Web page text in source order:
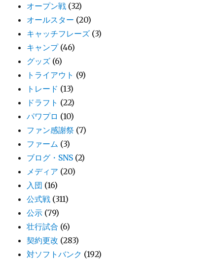
オープン戦 (32)
オールスター (20)
キャッチフレーズ (3)
キャンプ(46)
グッズ (6)
トライアウト (9)
トレード (13)
ドラフト (22)
パワプロ (10)
ファン感謝祭 (7)
ファーム (3)
ブログ・SNS (2)
メディア (20)
入団 (16)
公式戦 (311)
公示 (79)
壮行試合 (6)
契約更改 (283)
対ソフトバンク (192)